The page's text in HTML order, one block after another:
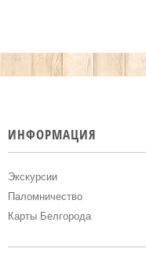
ИНФОРМАЦИЯ
Экскурсии
Паломничество
Карты Белгорода